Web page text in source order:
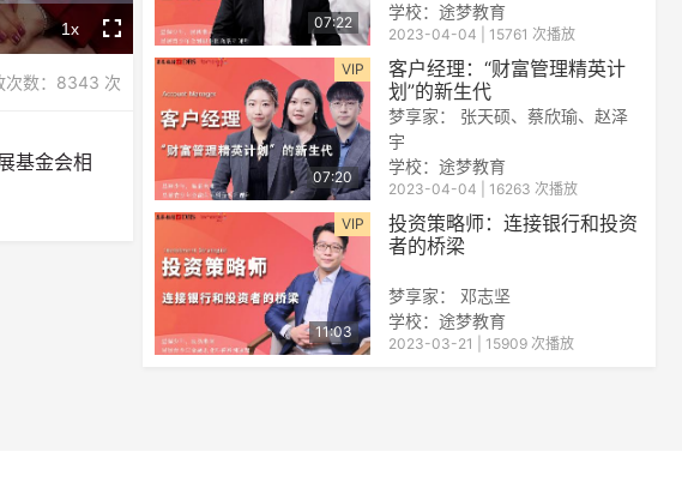
Playback
Rate
1x Fullscreen
次数：8343 次
基金会相
07:22
学校：途梦教育
2023-04-04 | 15761 次播放
VIP
07:20
客户经理：“财富管理精英计
划”的新生代
梦享家： 张天硕、蔡欣瑜、赵泽
宇
学校：途梦教育
2023-04-04 | 16263 次播放
VIP
11:03
投资策略师：连接银行和投资
者的桥梁
梦享家： 邓志坚
学校： 途梦教育
2023-03-21 | 15909 次播放